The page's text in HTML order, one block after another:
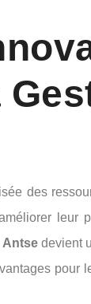
des
Antse devient
pour